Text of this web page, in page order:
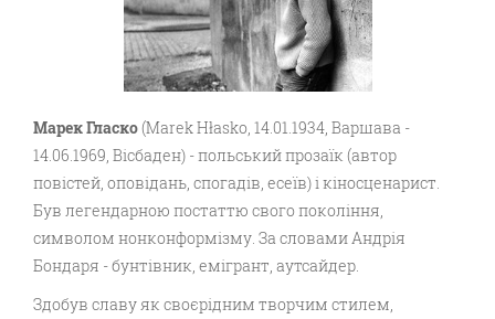
Марек Гласко(Marek Hłasko, 14.01.1934, Варшава -
14.06.1969, Вісбаден) - польський прозаїк (автор
повістей, оповідань, спогадів, есеїв) і кіносценарист.
Був легендарною постаттю свого покоління,
символом нонконформізму. За словами Андрія
Бондаря - бунтівник, емігрант, аутсайдер.
Здобув славу як своєрідним творчим стилем,